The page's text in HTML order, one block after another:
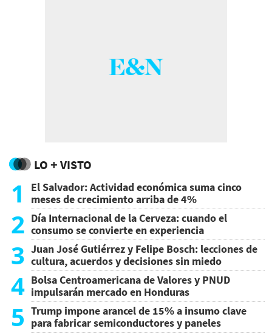
LO + VISTO
1
El Salvador: Actividad económica suma cinco
meses de crecimiento arriba de 4%
2 Día Internacional de la Cerveza: cuando el
consumo se convierte en experiencia
3 Juan José Gutiérrez y Felipe Bosch: lecciones de
cultura, acuerdos y decisiones sin miedo
4 Bolsa Centroamericana de Valores y PNUD
impulsarán mercado en Honduras
5 Trump impone arancel de 15% a insumo clave
para fabricar semiconductores y paneles